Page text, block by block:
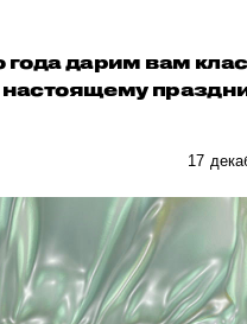
дарим вам
настоящему
17